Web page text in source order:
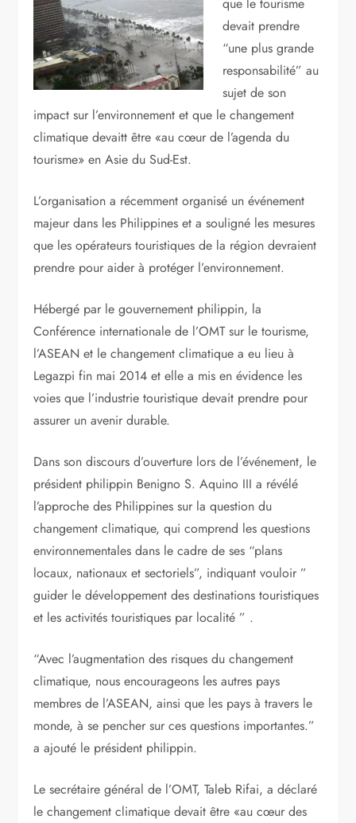
devait prendre
“une plus grande
responsabilité” au
sujet de son
impact sur l’environnement et que le changement
climatique devaitt être «au cœur de l’agenda du
tourisme» en Asie du Sud-Est.
L’organisation a récemment organisé un événement
majeur dans les Philippines et a souligné les mesures
que les opérateurs touristiques de la région devraient
prendre pour aider à protéger l’environnement.
Hébergé par le gouvernement philippin, la
Conférence internationale de l’OMT sur le tourisme,
l’ASEAN et le changement climatique a eu lieu à
Legazpi fin mai 2014 et elle a mis en évidence les
voies que l’industrie touristique devait prendre pour
assurer un avenir durable.
Dans son discours d’ouverture lors de l’événement, le
président philippin Benigno S. Aquino III a révélé
l’approche des Philippines sur la question du
changement climatique, qui comprend les questions
environnementales dans le cadre de ses “plans
locaux, nationaux et sectoriels”, indiquant vouloir ”
guider le développement des destinations touristiques
et les activités touristiques par localité ” .
“Avec l’augmentation des risques du changement
climatique, nous encourageons les autres pays
membres de l’ASEAN, ainsi que les pays à travers le
monde, à se pencher sur ces questions importantes.”
a ajouté le président philippin.
Le secrétaire général de l’OMT, Taleb Rifai, a déclaré
le changement climatique devait être «au cœur des